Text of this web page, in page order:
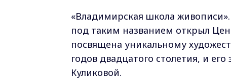
«Владимирская школа
под таким названием открыл
посвящена уникальному
годов двадцатого столетия, и
Куликовой.